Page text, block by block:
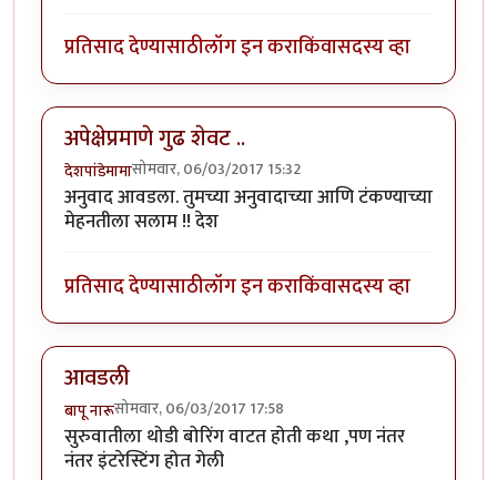
प्रतिसाद देण्यासाठीलॉग इन कराकिंवासदस्य व्हा
अपेक्षेप्रमाणे गुढ शेवट ..
देशपांडेमामासोमवार, 06/03/2017 15:32
अनुवाद आवडला. तुमच्या अनुवादाच्या आणि टंकण्याच्या
मेहनतीला सलाम !! देश
प्रतिसाद देण्यासाठीलॉग इन कराकिंवासदस्य व्हा
आवडली
बापू नारूसोमवार, 06/03/2017 17:58
सुरुवातीला थोडी बोरिंग वाटत होती कथा ,पण नंतर
नंतर इंटरेस्टिंग होत गेली